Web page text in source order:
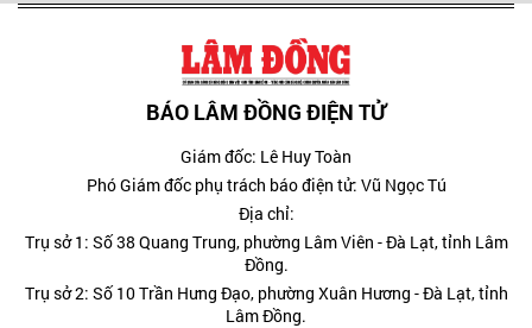
BÁO LÂM ĐỒNG ĐIỆN TỬ
Giám đốc: Lê Huy Toàn
Phó Giám đốc phụ trách báo điện tử: Vũ Ngọc Tú
Địa chỉ:
Trụ sở 1: Số 38 Quang Trung, phường Lâm Viên - Đà Lạt, tỉnh Lâm
Đồng.
Trụ sở 2: Số 10 Trần Hưng Đạo, phường Xuân Hương - Đà Lạt, tỉnh
Lâm Đồng.